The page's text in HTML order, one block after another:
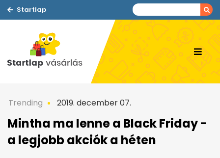
Startlap
Trending 2019. december 07.
Mintha ma lenne a Black Friday -
a legjobb akciók a héten